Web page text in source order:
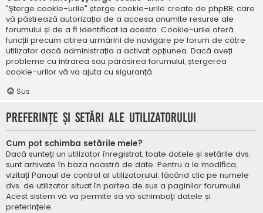
"Șterge cookie-urile" șterge cookie-urile create de phpBB, care
vă păstrează autorizația de a accesa anumite resurse ale
forumului și de a fi identificat la acesta. Cookie-urile oferă
funcții precum citirea urmăririi de navigare pe forum de către
utilizator dacă administrația a activat opțiunea. Dacă aveți
probleme cu intrarea sau părăsirea forumului, ștergerea
cookie-urilor vă va ajuta cu siguranță.
Sus
Preferințe și setări ale utilizatorului
Cum pot schimba setările mele?
Dacă sunteți un utilizator înregistrat, toate datele și setările dvs.
sunt arhivate în baza noastră de date. Pentru a le modifica,
vizitați Panoul de control al utilizatorului; făcând clic pe numele
dvs. de utilizator situat în partea de sus a paginilor forumului.
Acest sistem vă va permite să vă schimbați datele și
preferințele.